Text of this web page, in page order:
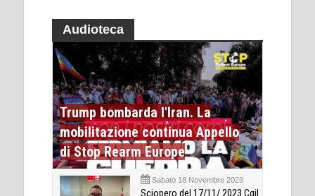
Audioteca
Trump bombarda l'Iran. La
mobilitazione continua Appello
di Stop Rearm Europe
Sabato 18 Novembre 2023
Sciopero del 17/11/ 2023 Cgil